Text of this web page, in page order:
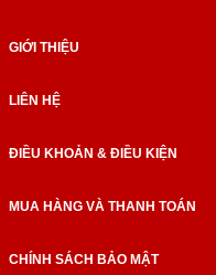
GIỚI THIỆU
LIÊN HỆ
ĐIỀU KHOẢN & ĐIỀU KIỆN
MUA HÀNG VÀ THANH TOÁN
CHÍNH SÁCH BẢO MẬT